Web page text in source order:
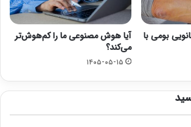
بومی با
آیا هوش مصنوعی ما را کم‌هوش‌تر
می‌کند؟
۱۴۰۵-۰۵-۱۵